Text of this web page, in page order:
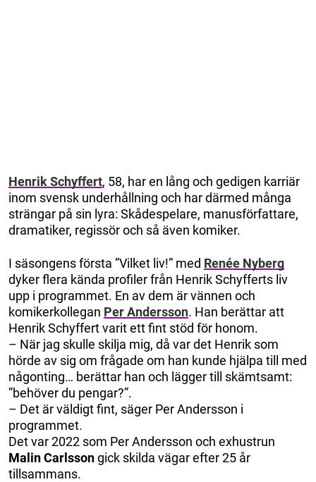
Henrik Schyffert, 58, har en lång och gedigen karriär
inom svensk underhållning och har därmed många
strängar på sin lyra: Skådespelare, manusförfattare,
dramatiker, regissör och så även komiker.
I säsongens första ”Vilket liv!” med Renée Nyberg
dyker flera kända profiler från Henrik Schyfferts liv
upp i programmet. En av dem är vännen och
komikerkollegan Per Andersson. Han berättar att
Henrik Schyffert varit ett fint stöd för honom.
– När jag skulle skilja mig, då var det Henrik som
hörde av sig om frågade om han kunde hjälpa till med
någonting… berättar han och lägger till skämtsamt:
”behöver du pengar?”.
– Det är väldigt fint, säger Per Andersson i
programmet.
Det var 2022 som Per Andersson och exhustrun
Malin Carlssongick skilda vägar efter 25 år
tillsammans.